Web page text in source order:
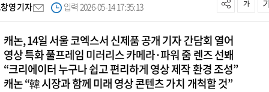
영 기자 입력 2026-05-14 17:35:13
캐논, 14일 서울 코엑스서 신제품 공개 기자 간담회 열어
영상 특화 풀프레임 미러리스 카메라·파워 줌 렌즈 선봬
“크리에이터 누구나 쉽고 편리하게 영상 제작 환경 조성”
캐논 “韓 시장과 함께 미래 영상 콘텐츠 가치 개척할 것”